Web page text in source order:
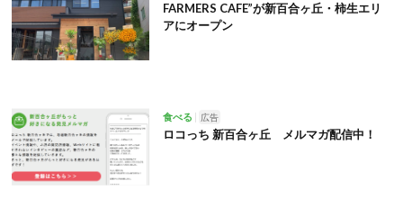
FARMERS CAFE”が新百合ヶ丘・柿生エリ
アにオープン
食べる 広告
ロコっち 新百合ヶ丘 メルマガ配信中！